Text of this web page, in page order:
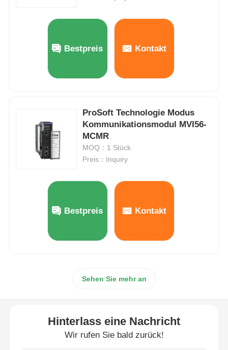
Bently Nevada-Modul
Prosoft-Kommunikationsmodul
Honeywell DCS-Controller
Emerson-DCS-Steuerung
Bestpreis Kontakt
ProSoft Technologie Modus
Kommunikationsmodul MVI56-
MCMR
MOQ：1 Stück
Preis：Inquiry
Bestpreis Kontakt
Sehen Sie mehr an
Hinterlass eine Nachricht
Wir rufen Sie bald zurück!